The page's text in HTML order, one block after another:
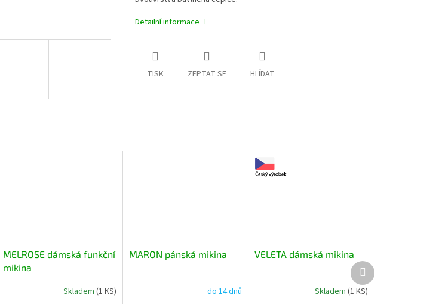
Detailní informace
TISK ZEPTAT SE HLÍDAT
MELROSE dámská funkční
mikina
Skladem (1 KS)
MARON pánská mikina
do 14 dnů
VELETA dámská mikina
Skladem (1 KS)
Další
produkt